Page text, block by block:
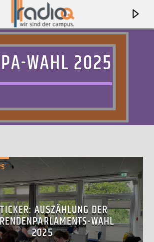
BLACK
WAHL 2025
AUSZÄHLUNG DER
WAHL
2025